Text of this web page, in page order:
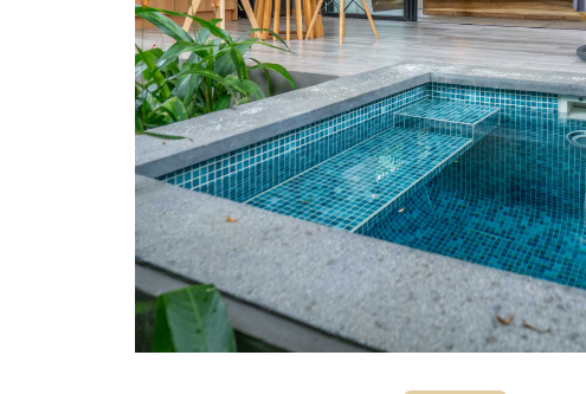
Gandoca Refuge
Manzanillo
USD 143/noche